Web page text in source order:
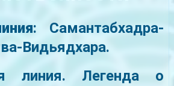
: Самантабхадра-
Видьядхара.
линия. Легенда о